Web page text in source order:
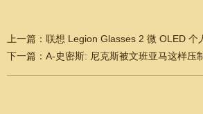
上一篇： 联想 Legion Glasses 2 微 OLED 个
下一篇： A-史密斯: 尼克斯被文班亚马这样压